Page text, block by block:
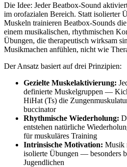
Die Idee: Jeder Beatbox-Sound
im orofazialen Bereich. Statt isolierter
Muskeln trainieren Beatbox-Sounds
einem musikalischen, rhythmischen
Übungen, die therapeutisch wirksam
Musikmachen anfühlen, nicht wie
Der Ansatz basiert auf drei Prinzipien:
Gezielte Muskelaktivierung:
definierte Muskelgruppen —
HiHat (Ts) die
buccinator
Rhythmische Wiederholung:
entstehen natürliche
für muskuläres Training
Intrinsische Motivation: Musik
isolierte Übungen — besonders
Jugendlichen